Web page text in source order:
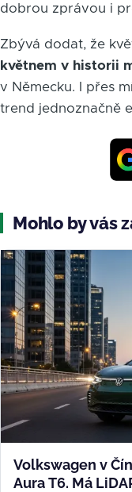
dobrou zprávou i
Zbývá dodat, že
květnem v historii
v Německu. I přes
trend jednoznačně
Mohlo by vás
Volkswagen v
Aura T6. Má